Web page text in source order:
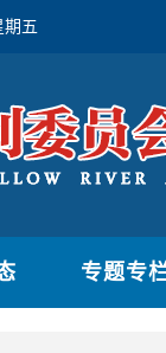
期五
专题专